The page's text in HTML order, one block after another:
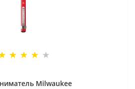
Milwaukee